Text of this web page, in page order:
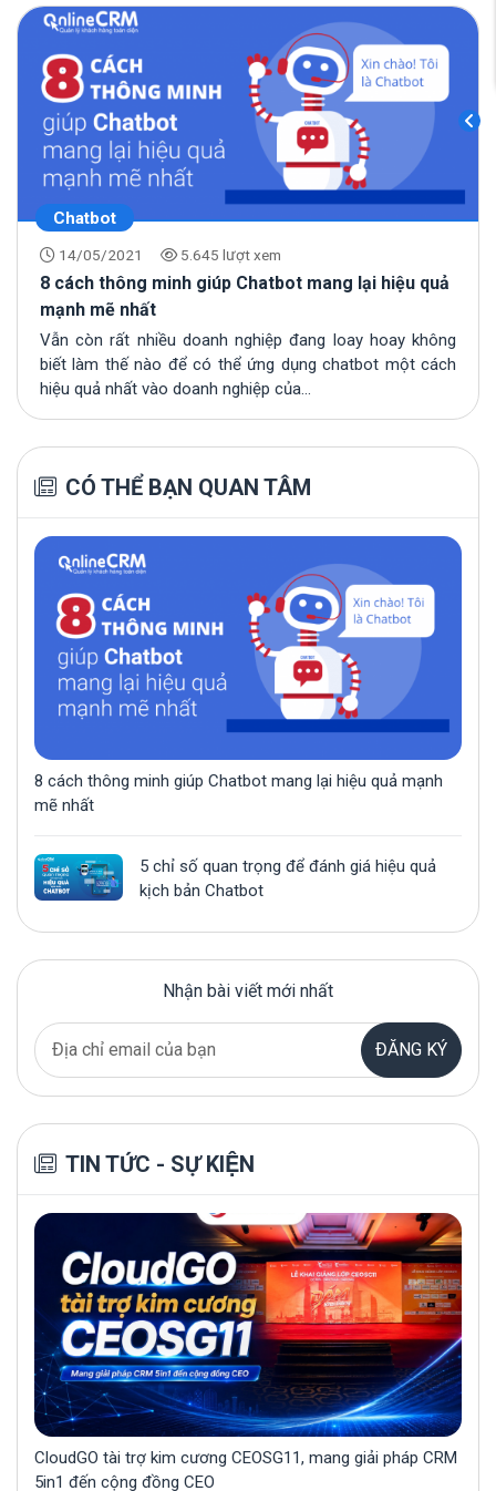
Chatbot
14/05/2021 5.645 lượt xem
8 cách thông minh giúp Chatbot mang lại hiệu quả
mạnh mẽ nhất
Vẫn còn rất nhiều doanh nghiệp đang loay hoay không
biết làm thế nào để có thể ứng dụng chatbot một cách
hiệu quả nhất vào doanh nghiệp của...
CÓ THỂ BẠN QUAN TÂM
8 cách thông minh giúp Chatbot mang lại hiệu quả mạnh
mẽ nhất
5 chỉ số quan trọng để đánh giá hiệu quả
kịch bản Chatbot
dành cho doanh nghiệp Việt
Mẫu kịch bản chatbot bán hàng miễn phí,
thông dụng cho mọi ngành nghề
Nhận bài viết mới nhất
ĐĂNG KÝ
TIN TỨC - SỰ KIỆN
CloudGO tài trợ kim cương CEOSG11, mang giải pháp CRM
5in1 đến cộng đồng CEO